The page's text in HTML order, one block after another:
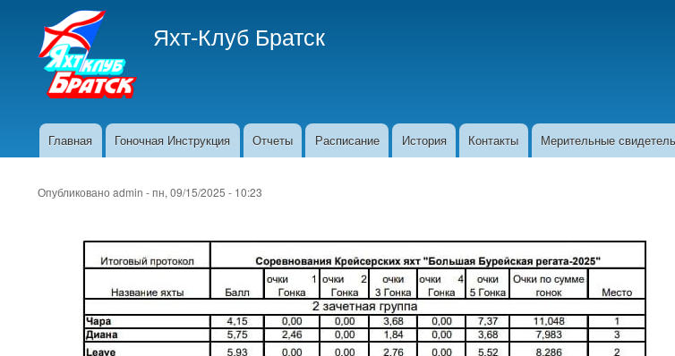
Яхт-Клуб Братск
Основная
Главная Гоночная Инструкция Отчеты Расписание История Контакты Мерительные
Опубликовано admin -пн, 09/15/2025 - 10:23